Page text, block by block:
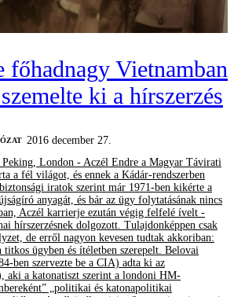
főhadnagy Vietnamban
ki a hírszerzés
2016 december 27.
London - Aczél Endre a Magyar Távirati
a fél világot, és ennek a Kádár-rendszerben
iratok szerint már 1971-ben kikérte a
anyagát, és bár az ügy folytatásának nincs
Aczél karrierje ezután végig felfelé ívelt -
hírszerzésnek dolgozott. Tulajdonképpen csak
de erről nagyon kevesen tudtak akkoriban:
titkos ügyben és ítéletben szerepelt. Belovai
ben szervezte be a CIA) adta ki az
aki a katonatiszt szerint a londoni HM-
„politikai és katonapolitikai